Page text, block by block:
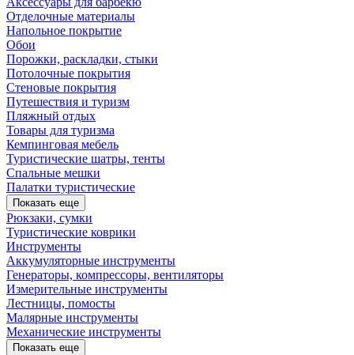
Отделочные материалы
Напольное покрытие
Обои
Порожки, раскладки, стыки
Потолочные покрытия
Стеновые покрытия
Путешествия и туризм
Пляжный отдых
Товары для туризма
Кемпинговая мебель
Туристические шатры, тенты
Спальные мешки
Палатки туристические
Показать еще
Рюкзаки, сумки
Туристические коврики
Инструменты
Аккумуляторные инструменты
Генераторы, компрессоры, вентиляторы
Измерительные инструменты
Лестницы, помосты
Малярные инструменты
Механические инструменты
Показать еще